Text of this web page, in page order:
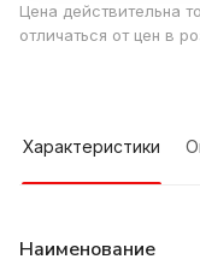
Цена действительна
отличаться от цен в
Характеристики
Наименование